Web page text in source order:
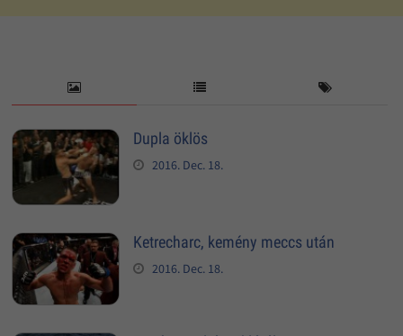
Dupla öklös
2016. Dec. 18.
Ketrecharc, kemény meccs után
2016. Dec. 18.